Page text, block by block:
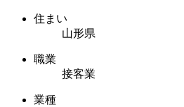
住まい
山形県
職業
接客業
業種